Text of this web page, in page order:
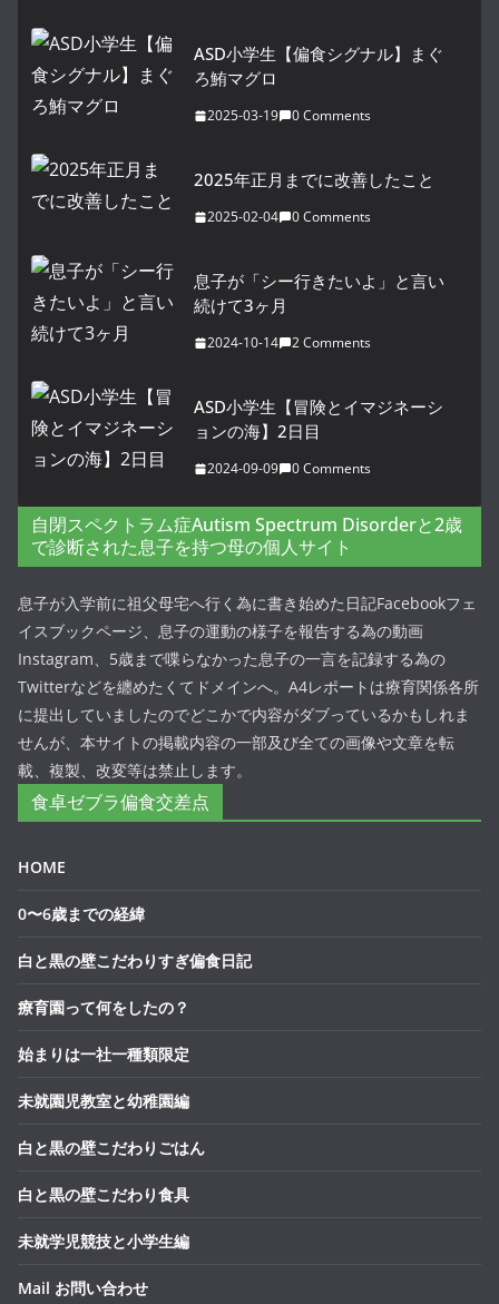
ASD小学生【偏食シグナル】まぐ
ろ鮪マグロ
2025-03-19 0 Comments
2025年正月までに改善したこと
2025-02-04 0 Comments
息子が「シー行きたいよ」と言い
続けて3ヶ月
2024-10-14 2 Comments
ASD小学生【冒険とイマジネーシ
ョンの海】2日目
2024-09-09 0 Comments
自閉スペクトラム症Autism Spectrum Disorderと2歳
で診断された息子を持つ母の個人サイト
息子が入学前に祖父母宅へ行く為に書き始めた日記Facebookフェ
イスブックページ、息子の運動の様子を報告する為の動画
Instagram、5歳まで喋らなかった息子の一言を記録する為の
Twitterなどを纏めたくてドメインへ。A4レポートは療育関係各所
に提出していましたのでどこかで内容がダブっているかもしれま
せんが、本サイトの掲載内容の一部及び全ての画像や文章を転
載、複製、改変等は禁止します。
食卓ゼブラ偏食交差点
HOME
0〜6歳までの経緯
白と黒の壁こだわりすぎ偏食日記
療育園って何をしたの？
始まりは一社一種類限定
未就園児教室と幼稚園編
白と黒の壁こだわりごはん
白と黒の壁こだわり食具
未就学児競技と小学生編
Mail お問い合わせ